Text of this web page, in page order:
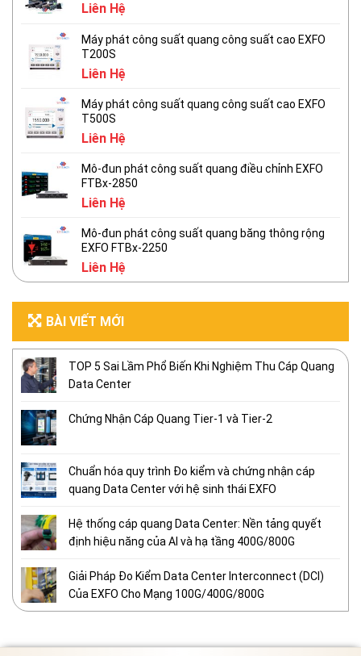
Liên Hệ
Máy phát công suất quang công suất cao EXFO
T200S
Liên Hệ
Máy phát công suất quang công suất cao EXFO
T500S
Liên Hệ
Mô-đun phát công suất quang điều chỉnh EXFO
FTBx-2850
Liên Hệ
Mô-đun phát công suất quang băng thông rộng
EXFO FTBx-2250
Liên Hệ
BÀI VIẾT MỚI
TOP 5 Sai Lầm Phổ Biến Khi Nghiệm Thu Cáp Quang
Data Center
Chứng Nhận Cáp Quang Tier-1 và Tier-2
Chuẩn hóa quy trình Đo kiểm và chứng nhận cáp
quang Data Center với hệ sinh thái EXFO
Hệ thống cáp quang Data Center: Nền tảng quyết
định hiệu năng của AI và hạ tầng 400G/800G
Giải Pháp Đo Kiểm Data Center Interconnect (DCI)
Của EXFO Cho Mạng 100G/400G/800G